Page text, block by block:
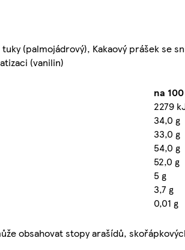
(palmojádrový), Kakaový prášek se
(vanilin)
na
2279
34,0 g
33,0 g
54,0 g
52,0 g
5 g
3,7 g
0,01 g
obsahovat stopy arašídů,